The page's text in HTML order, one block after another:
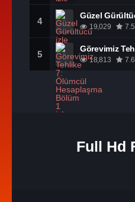
4
Güzel
19,029 7.5
5
18,813 7.6
Full Hd